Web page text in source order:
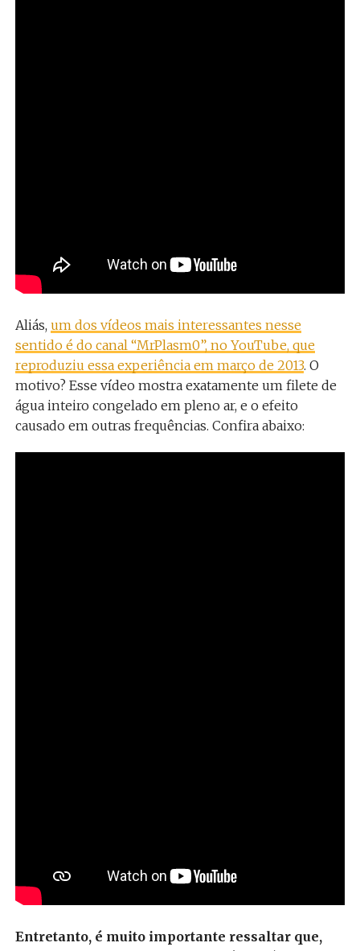
Aliás, um dos vídeos mais interessantes nesse
sentido é do canal “MrPlasm0”, no YouTube, que
reproduziu essa experiência em março de 2013. O
motivo? Esse vídeo mostra exatamente um filete de
água inteiro congelado em pleno ar, e o efeito
causado em outras frequências. Confira abaixo:
Entretanto, é muito importante ressaltar que,